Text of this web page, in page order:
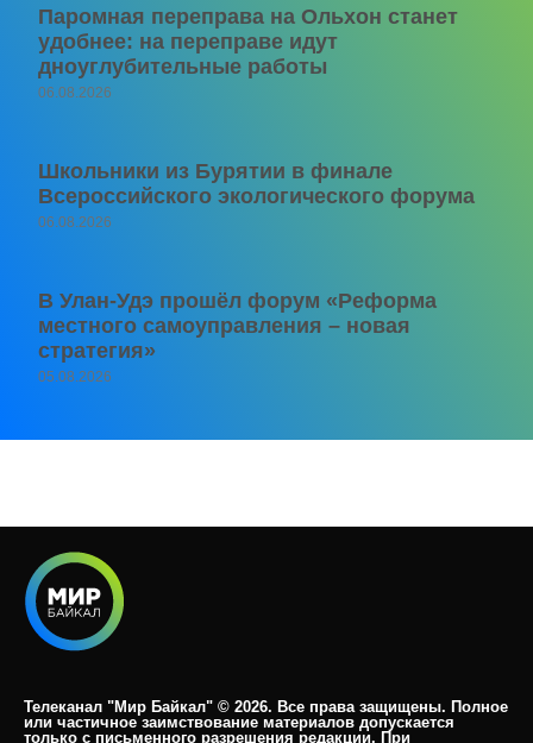
Паромная переправа на Ольхон станет
удобнее: на переправе идут
дноуглубительные работы
06.08.2026
Школьники из Бурятии в финале
Всероссийского экологического форума
06.08.2026
В Улан-Удэ прошёл форум «Реформа
местного самоуправления – новая
стратегия»
05.08.2026
Телеканал "Мир Байкал" © 2026. Все права защищены. Полное
или частичное заимствование материалов допускается
только с письменного разрешения редакции. При